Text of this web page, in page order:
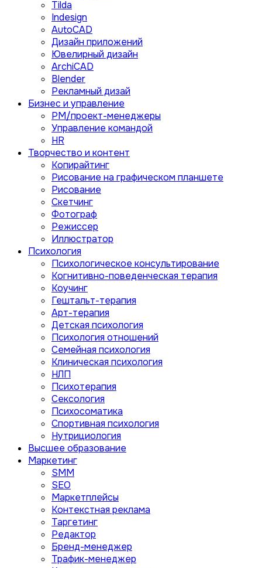
Tilda
Indesign
AutoCAD
Дизайн приложений
Ювелирный дизайн
ArchiCAD
Blender
Рекламный дизай
Бизнес и управление
PM/проект-менеджеры
Управление командой
HR
Творчество и контент
Копирайтинг
Рисование на графическом планшете
Рисование
Скетчинг
Фотограф
Режиссер
Иллюстратор
Психология
Психологическое консультирование
Когнитивно-поведенческая терапия
Коучинг
Гештальт-терапия
Арт-терапия
Детская психология
Психология отношений
Семейная психология
Клиническая психология
НЛП
Психотерапия
Сексология
Психосоматика
Спортивная психология
Нутрициология
Высшее образование
Маркетинг
SMM
SEO
Маркетплейсы
Контекстная реклама
Таргетинг
Редактор
Бренд-менеджер
Трафик-менеджер